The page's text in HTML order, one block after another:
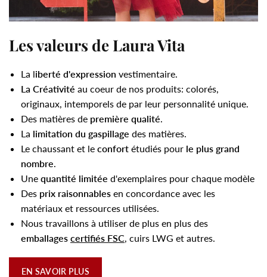
Les valeurs de Laura Vita
La liberté d'expression vestimentaire.
La Créativité au coeur de nos produits: colorés,
originaux, intemporels de par leur personnalité unique.
Des matières de première qualité.
La limitation du gaspillage des matières.
Le chaussant et le confort étudiés pour le plus grand
nombre.
Une quantité limitée d'exemplaires pour chaque modèle
Des prix raisonnables en concordance avec les
matériaux et ressources utilisées.
Nous travaillons à utiliser de plus en plus des
emballages certifiés FSC, cuirs LWG et autres.
EN SAVOIR PLUS